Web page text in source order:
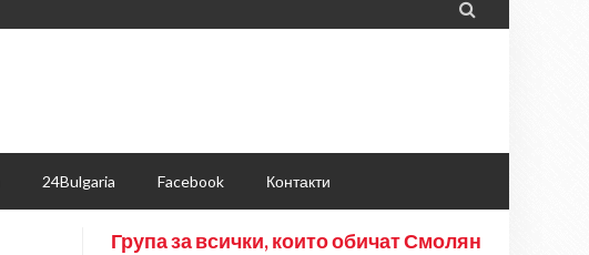

24Bulgaria Facebook Контакти
Група за всички, които обичат Смолян